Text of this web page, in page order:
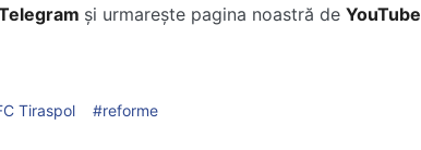
și urmarește pagina noastră deYouTube
Tiraspol reforme